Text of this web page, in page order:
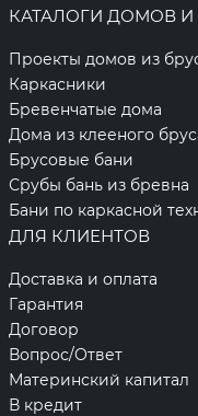
КАТАЛОГИ ДОМОВ И
Проекты домов из
Каркасники
Бревенчатые дома
Дома из клееного
Брусовые бани
Срубы бань из бревна
Бани по каркасной
ДЛЯ КЛИЕНТОВ
Доставка и оплата
Гарантия
Договор
Вопрос/Ответ
Материнский капитал
В кредит